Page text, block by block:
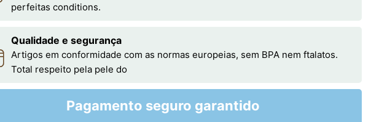
perfeitas conditions.
Qualidade e segurança
Artigos em conformidade com as normas europeias, sem BPA nem ftalatos.
Total respeito pela pele do
Pagamento seguro garantido